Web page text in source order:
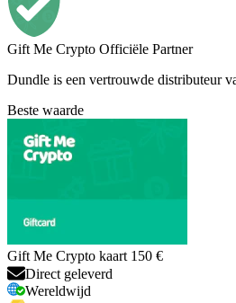
Gift Me Crypto Officiële Partner
Dundle is een vertrouwde distributeur
Beste waarde
Gift Me Crypto kaart 150 €
Direct geleverd
Wereldwijd